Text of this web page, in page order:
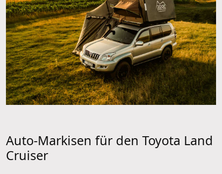
Auto-Markisen für den Toyota Land
Cruiser